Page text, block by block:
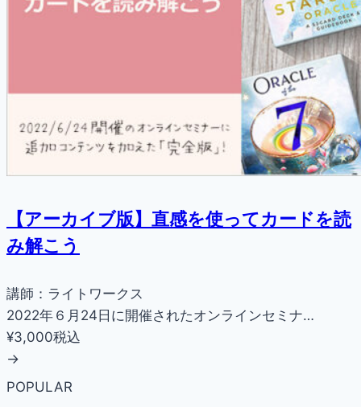
【アーカイブ版】直感を使ってカードを読
み解こう
講師：ライトワークス
2022年６月24日に開催されたオンラインセミナ…
¥3,000税込
→
POPULAR